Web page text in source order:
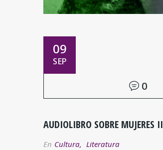
09
SEP
0
AUDIOLIBRO SOBRE MUJERES II
En Cultura, Literatura